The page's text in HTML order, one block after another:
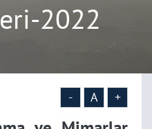
2022
- A +